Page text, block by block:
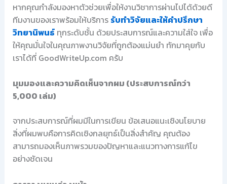
หากคุณกำลังมองหาตัวช่วยเพื่อให้งานวิชาการผ่านไปได้ด้วยดี
ทีมงานของเราพร้อมให้บริการ รับทำวิจัยและให้คำปรึกษา
วิทยานิพนธ์ทุกระดับชั้น ด้วยประสบการณ์และความใส่ใจ เพื่อ
ให้คุณมั่นใจในคุณภาพงานวิจัยที่ถูกต้องแม่นยำ ทักมาคุยกับ
เราได้ที่ GoodWriteUp.com ครับ
มุมมองและความคิดเห็นจากผม (ประสบการณ์กว่า
5,000 เล่ม)
จากประสบการณ์ที่ผมมีในการเขียน ข้อเสนอแนะเชิงนโยบาย
สิ่งที่ผมพบคือการคิดเชิงกลยุทธ์เป็นสิ่งสำคัญ คุณต้อง
สามารถมองเห็นภาพรวมของปัญหาและแนวทางการแก้ไข
อย่างชัดเจน